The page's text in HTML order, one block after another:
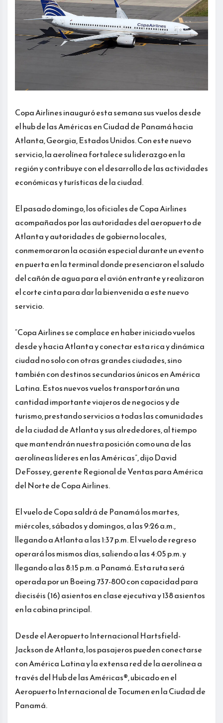
Copa Airlines inauguró esta semana sus vuelos desde
el hub de las Américas en Ciudad de Panamá hacia
Atlanta, Georgia, Estados Unidos. Con este nuevo
servicio, la aerolínea fortalece su liderazgo en la
región y contribuye con el desarrollo de las actividades
económicas y turísticas de la ciudad.
El pasado domingo, los oficiales de Copa Airlines
acompañados por las autoridades del aeropuerto de
Atlanta y autoridades de gobierno locales,
conmemoraron la ocasión especial durante un evento
en puerta en la terminal donde presenciaron el saludo
del cañón de agua para el avión entrante y realizaron
el corte cinta para dar la bienvenida a este nuevo
servicio.
“Copa Airlines se complace en haber iniciado vuelos
desde y hacia Atlanta y conectar esta rica y dinámica
ciudad no solo con otras grandes ciudades, sino
también con destinos secundarios únicos en América
Latina. Estos nuevos vuelos transportarán una
cantidad importante viajeros de negocios y de
turismo, prestando servicios a todas las comunidades
de la ciudad de Atlanta y sus alrededores, al tiempo
que mantendrán nuestra posición como una de las
aerolíneas líderes en las Américas”, dijo David
DeFossey, gerente Regional de Ventas para América
del Norte de Copa Airlines.
El vuelo de Copa saldrá de Panamá los martes,
miércoles, sábados y domingos, a las 9:26 a.m.,
llegando a Atlanta a las 1:37 p.m. El vuelo de regreso
operará los mismos días, saliendo a las 4:05 p.m. y
llegando a las 8:15 p.m. a Panamá. Esta ruta será
operada por un Boeing 737-800 con capacidad para
dieciséis (16) asientos en clase ejecutiva y 138 asientos
en la cabina principal.
Desde el Aeropuerto Internacional Hartsfield-
Jackson de Atlanta, los pasajeros pueden conectarse
con América Latina y la extensa red de la aerolínea a
través del Hub de las Américas®, ubicado en el
Aeropuerto Internacional de Tocumen en la Ciudad de
Panamá.